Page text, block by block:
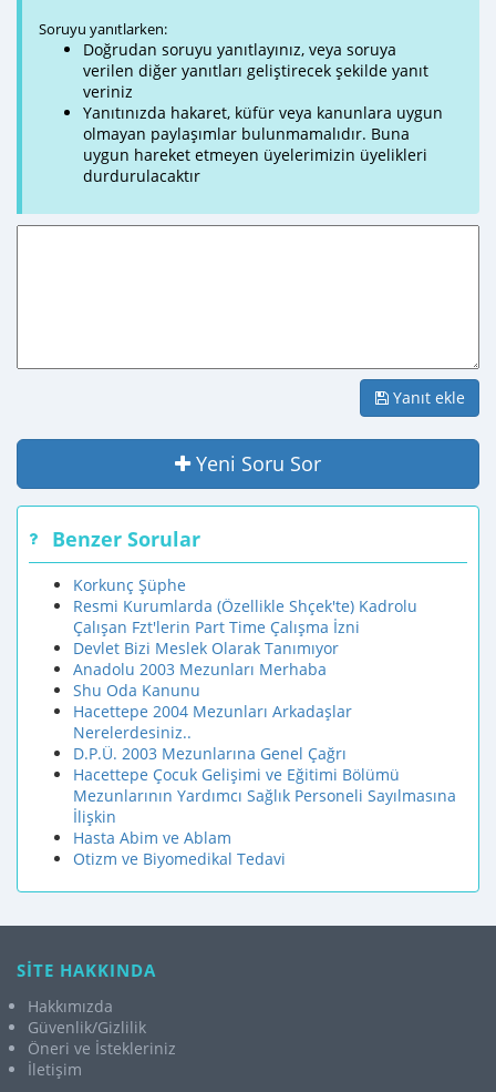
Soruyu yanıtlarken:
Doğrudan soruyu yanıtlayınız, veya soruya
verilen diğer yanıtları geliştirecek şekilde yanıt
veriniz
Yanıtınızda hakaret, küfür veya kanunlara uygun
olmayan paylaşımlar bulunmamalıdır. Buna
uygun hareket etmeyen üyelerimizin üyelikleri
durdurulacaktır
Yanıt ekle
Yeni Soru Sor
Benzer Sorular
Korkunç Şüphe
Resmi Kurumlarda (Özellikle Shçek'te) Kadrolu
Çalışan Fzt'lerin Part Time Çalışma İzni
Devlet Bizi Meslek Olarak Tanımıyor
Anadolu 2003 Mezunları Merhaba
Shu Oda Kanunu
Hacettepe 2004 Mezunları Arkadaşlar
Nerelerdesiniz..
D.P.Ü. 2003 Mezunlarına Genel Çağrı
Hacettepe Çocuk Gelişimi ve Eğitimi Bölümü
Mezunlarının Yardımcı Sağlık Personeli Sayılmasına
İlişkin
Hasta Abim ve Ablam
Otizm ve Biyomedikal Tedavi
SİTE HAKKINDA
Hakkımızda
Güvenlik/Gizlilik
Öneri ve İstekleriniz
İletişim